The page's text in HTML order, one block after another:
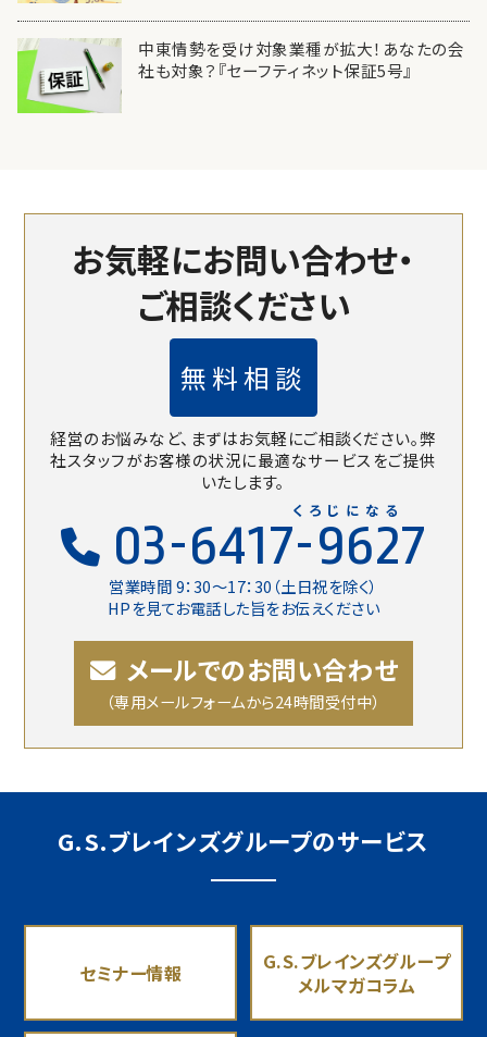
中東情勢を受け対象業種が拡大！あなたの会
社も対象？『セーフティネット保証5号』
お気軽にお問い合わせ・
ご相談ください
無料相談
経営のお悩みなど、まずはお気軽にご相談ください。弊
社スタッフがお客様の状況に最適なサービスをご提供
いたします。
03-6417-9627
営業時間 9：30〜17：30（土日祝を除く）
HPを見てお電話した旨をお伝えください
くろじになる
メールでのお問い合わせ
（専用メールフォームから24時間受付中）
G.S.ブレインズグループのサービス
セミナー情報
G.S.ブレインズグループ
メルマガコラム